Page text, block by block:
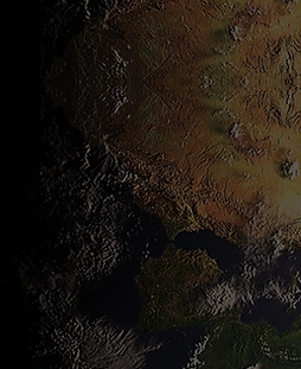
Abschnitt 7 Abschnitt 8
Abschnitt 18 Abschnitt 19